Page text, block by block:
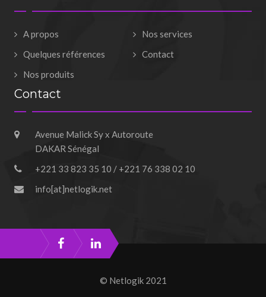
A propos
Nos services
Quelques références
Contact
Nos produits
Contact
Avenue Malick Sy x Autoroute
DAKAR Sénégal
+221 33 823 35 10 / +221 76 338 02 10
info[at]netlogik.net
© Netlogik 2021